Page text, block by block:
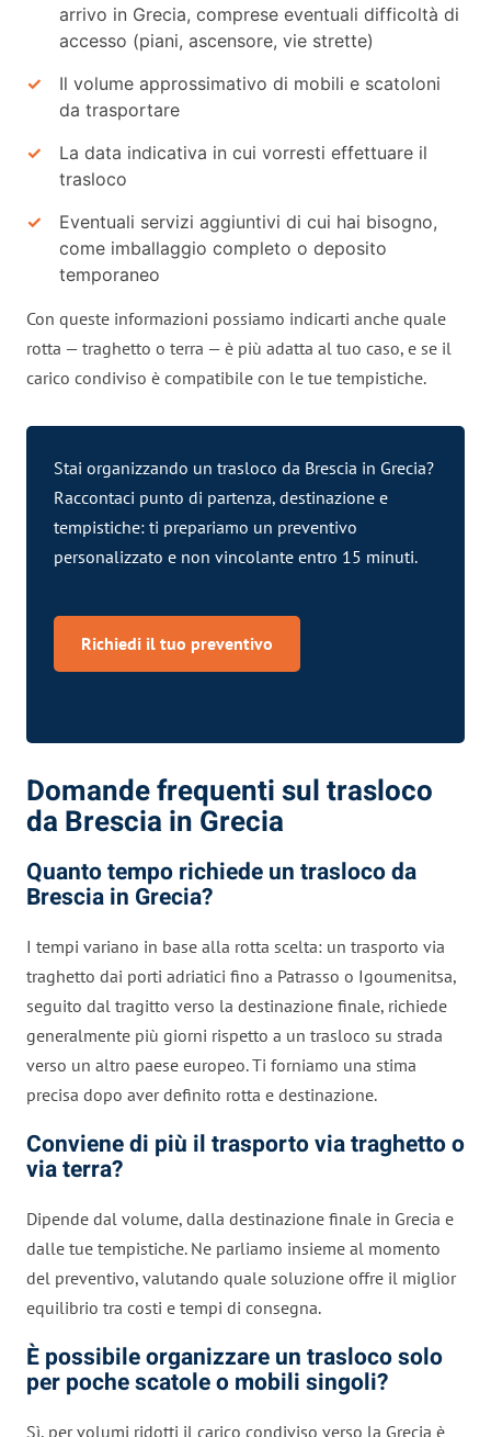
arrivo in Grecia, comprese eventuali difficoltà di
accesso (piani, ascensore, vie strette)
Il volume approssimativo di mobili e scatoloni
da trasportare
La data indicativa in cui vorresti effettuare il
trasloco
Eventuali servizi aggiuntivi di cui hai bisogno,
come imballaggio completo o deposito
temporaneo
Con queste informazioni possiamo indicarti anche quale
rotta — traghetto o terra — è più adatta al tuo caso, e se il
carico condiviso è compatibile con le tue tempistiche.
Stai organizzando un trasloco da Brescia in Grecia?
Raccontaci punto di partenza, destinazione e
tempistiche: ti prepariamo un preventivo
personalizzato e non vincolante entro 15 minuti.
Richiedi il tuo preventivo
Domande frequenti sul trasloco
da Brescia in Grecia
Quanto tempo richiede un trasloco da
Brescia in Grecia?
I tempi variano in base alla rotta scelta: un trasporto via
traghetto dai porti adriatici fino a Patrasso o Igoumenitsa,
seguito dal tragitto verso la destinazione finale, richiede
generalmente più giorni rispetto a un trasloco su strada
verso un altro paese europeo. Ti forniamo una stima
precisa dopo aver definito rotta e destinazione.
Conviene di più il trasporto via traghetto o
via terra?
Dipende dal volume, dalla destinazione finale in Grecia e
dalle tue tempistiche. Ne parliamo insieme al momento
del preventivo, valutando quale soluzione offre il miglior
equilibrio tra costi e tempi di consegna.
È possibile organizzare un trasloco solo
per poche scatole o mobili singoli?
Sì, per volumi ridotti il carico condiviso verso la Grecia è